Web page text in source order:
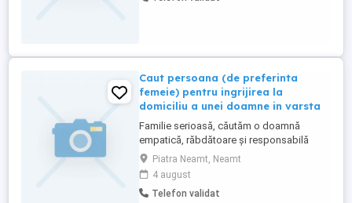
Caut persoana (de preferinta
femeie) pentru ingrijirea la
domiciliu a unei doamne in varsta
Familie serioasă, căutăm o doamnă
empatică, răbdătoare și responsabilă
pentru a oferi servicii de îngrijire la
domiciliu unei doamne în vârstă. Locația
se află în municipiul Piatra Neamț [zona
Dărmănești]. Ce presupune activitatea:
Piatra Neamt, Neamt
4 august
Telefon validat